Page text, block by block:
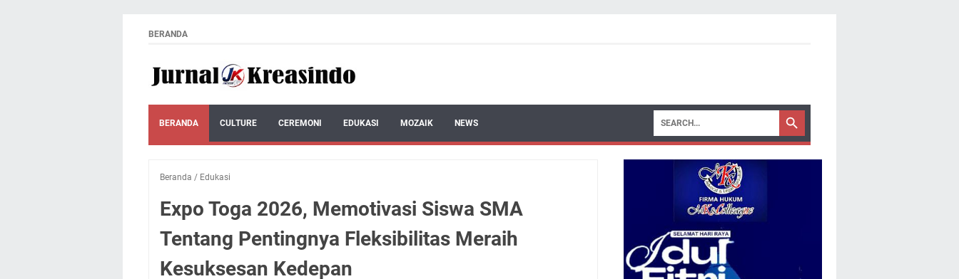
BERANDA
BERANDA CULTURE CEREMONI EDUKASI MOZAIK NEWS
Beranda / Edukasi
Expo Toga 2026, Memotivasi Siswa SMA
Tentang Pentingnya Fleksibilitas Meraih
Kesuksesan Kedepan